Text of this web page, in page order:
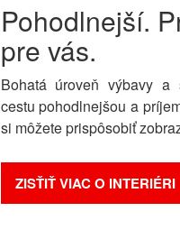
Pohodlnejší.
pre vás.
Bohatá úroveň výbavy a
cestu pohodlnejšou a
si môžete prispôsobiť
ZISŤIŤ VIAC O INTERIÉRI